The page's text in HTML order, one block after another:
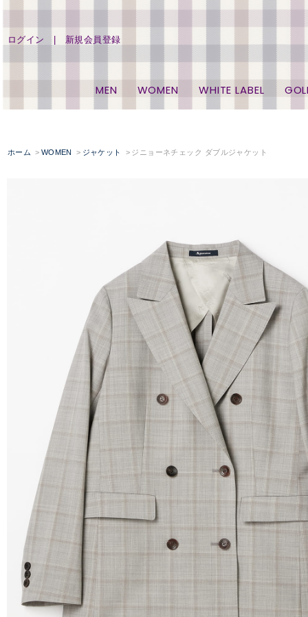
ログイン 新規会員登録
MEN WOMEN WHITE LABEL
ホーム WOMEN ジャケット ジニョーネチェック ダブルジャケット